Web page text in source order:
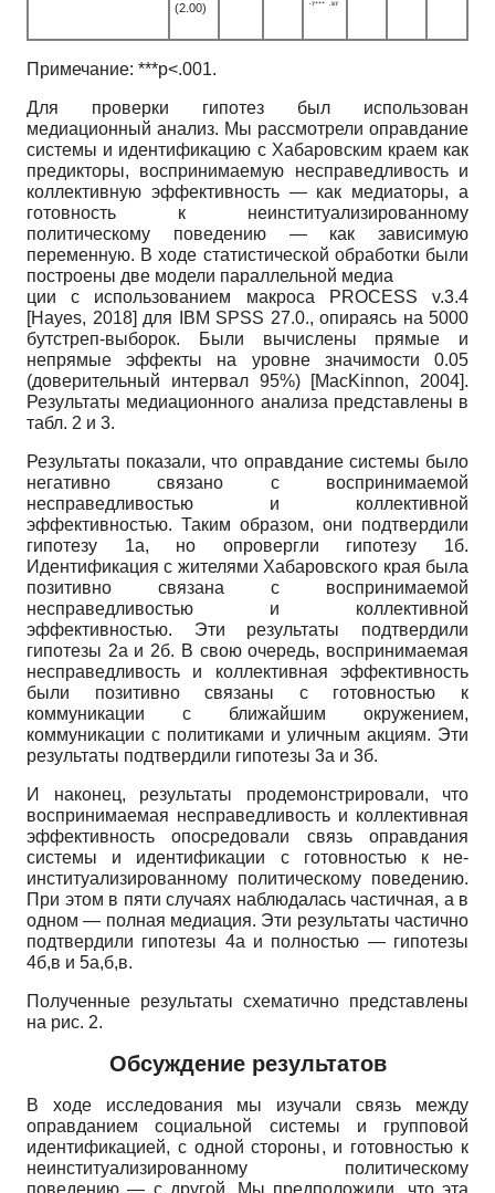
(2.00)
-7*** .57
Примечание: ***p<.001.
Для проверки гипотез был использован
медиационный анализ. Мы рассмотрели оправдание
системы и идентификацию с Хабаровским краем как
предикторы, воспринимаемую несправедливость и
коллективную эффективность — как медиаторы, а
готовность к неинституализированному
политическому поведению — как зависимую
переменную. В ходе статистической обработки были
построены две модели параллельной медиа­
ции с использованием макроса
PROCESS v.3.4
[Hayes, 2018] для IBM SPSS 27.0., опираясь на 5000
бутстреп-выборок. Были вычислены прямые и
непрямые эффекты на уровне значимости 0.05
(доверительный интервал 95%)
[MacKinnon, 2004].
Результаты медиационного анализа представлены в
табл. 2 и 3.
Результаты показали, что оправдание системы было
негативно связано с воспринимаемой
несправедливостью и коллективной
эффективностью. Таким образом, они подтвердили
гипотезу 1а, но опровергли гипотезу 1б.
Идентификация с жителями Хабаровского края была
позитивно связана с воспринимаемой
несправедливостью и коллективной
эффективностью. Эти результаты подтвердили
гипотезы 2а и 2б. В свою очередь, воспринимаемая
несправедливость и коллективная эффективность
были позитивно связаны с готовностью к
коммуникации с ближайшим окружением,
коммуникации с политиками и уличным акциям. Эти
результаты подтвердили гипотезы 3а и 3б.
И наконец, результаты продемонстрировали, что
воспринимаемая несправедливость и коллективная
эффективность опосредовали связь оправдания
системы и идентификации с готовностью к не-
институализированному политическому поведению.
При этом в пяти случаях наблюдалась частичная, а в
одном — полная медиация. Эти результаты частично
подтвердили гипотезы 4a и полностью — гипотезы
4б,в и 5а,б,в.
Полученные результаты схематично представлены
на рис. 2.
Обсуждение результатов
В ходе исследования мы изучали связь между
оправданием социальной системы и групповой
идентификацией, с одной стороны, и готовностью к
неинституализированному политическому